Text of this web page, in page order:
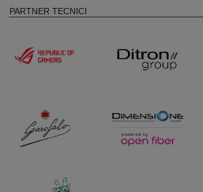
PARTNER TECNICI